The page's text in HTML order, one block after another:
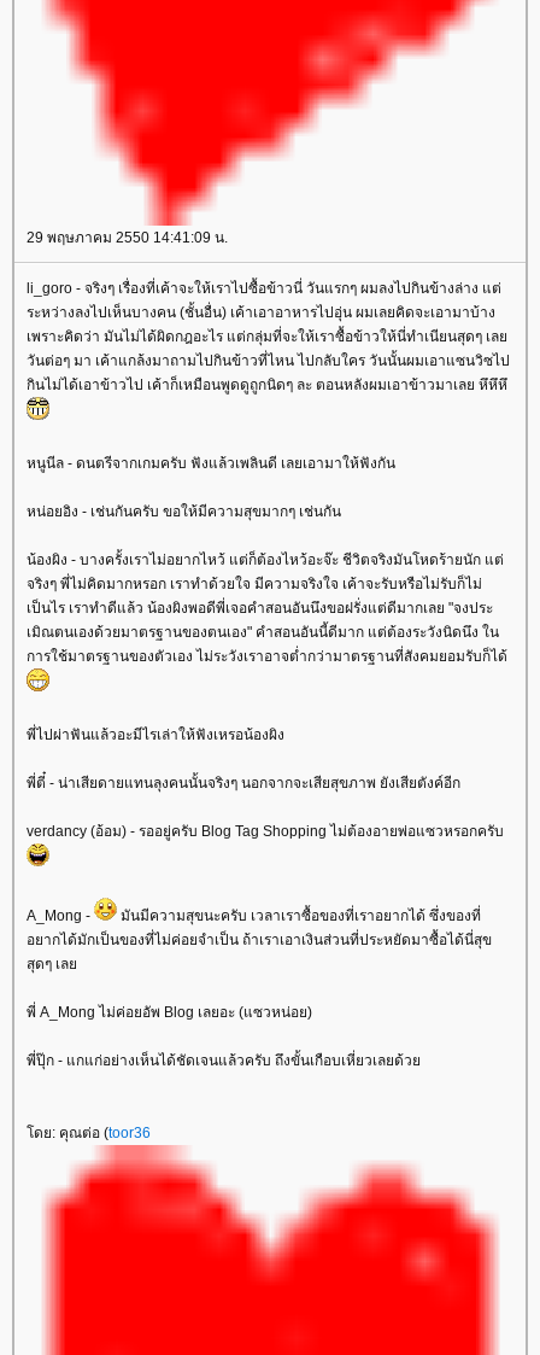
29 พฤษภาคม 2550 14:41:09 น.
li_goro - จริงๆ เรื่องที่เค้าจะให้เราไปซื้อข้าวนี่ วันแรกๆ ผมลงไปกินข้างล่าง แต่
ระหว่างลงไปเห็นบางคน (ชั้นอื่น) เค้าเอาอาหารไปอุ่น ผมเลยคิดจะเอามาบ้าง
เพราะคิดว่า มันไม่ได้ผิดกฎอะไร แต่กลุ่มที่จะให้เราซื้อข้าวให้นี่ทำเนียนสุดๆ เล
วันต่อๆ มา เค้าแกล้งมาถามไปกินข้าวที่ไหน ไปกลับใคร วันนั้นผมเอาแซนวิซไป
กินไม่ได้เอาข้าวไป เค้าก็เหมือนพูดดูถูกนิดๆ ละ ตอนหลังผมเอาข้าวมาเลย หึหึหึ
หนูนีล - ดนตรีจากเกมครับ ฟังแล้วเพลินดี เลยเอามาให้ฟังกัน
หน่อยอิง - เช่นกันครับ ขอให้มีความสุขมากๆ เช่นกัน
น้องผิง - บางครั้งเราไม่อยากไหว้ แต่ก็ต้องไหว้อะจ๊ะ ชีวิตจริงมันโหดร้ายนัก แต่
จริงๆ พี่ไม่คิดมากหรอก เราทำด้วยใจ มีความจริงใจ เค้าจะรับหรือไม่รับก็ไม่
เป็นไร เราทำดีแล้ว น้องผิงพอดีพี่เจอคำสอนอันนึงขอฝรั่งแต่ดีมากเลย "จงประ
เมิณตนเองด้วยมาตรฐานของตนเอง" คำสอนอันนี้ดีมาก แต่ต้องระวังนิดนึง ใน
การใช้มาตรฐานของตัวเอง ไม่ระวังเราอาจต่ำกว่ามาตรฐานที่สังคมยอมรับก็ได้
พี่ไปผ่าฟันแล้วอะมีไรเล่าให้ฟังเหรอน้องผิง
พี่ตี๋ - น่าเสียดายแทนลุงคนนั้นจริงๆ นอกจากจะเสียสุขภาพ ยังเสียตังค์อีก
verdancy (อ้อม) - รออยู่ครับ Blog Tag Shopping ไม่ต้องอายพ่อแซวหรอกครับ
A_Mong -
มันมีความสุขนะครับ เวลาเราซื้อของที่เราอยากได้ ซึ่งของที่
อยากได้มักเป็นของที่ไม่ค่อยจำเป็น ถ้าเราเอาเงินส่วนที่ประหยัดมาซื้อได้นี่สุข
สุดๆ เล
พี่ A_Mong ไม่ค่อยอัพ Blog เลยอะ (แซวหน่อย)
พี่ปุ๊ก - แกแก่อย่างเห็นได้ชัดเจนแล้วครับ ถึงขั้นเกือบเหี่ยวเลยด้ว
ดย: คุณต่อ (toor36